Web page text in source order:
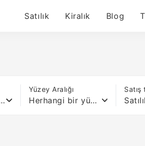
Satılık Kiralık Blog
bir yatak
Yüzey Aralığı
Herhangi bir yüzey
Satış